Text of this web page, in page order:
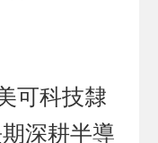
可科技隸
深耕半導